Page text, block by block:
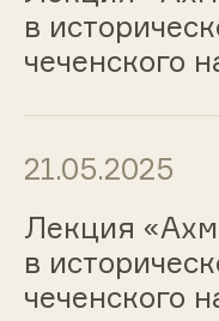
в
чеченского
21.05.2025
Лекция
в
чеченского